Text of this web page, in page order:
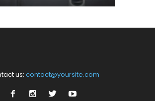
us: contact@yoursite.com